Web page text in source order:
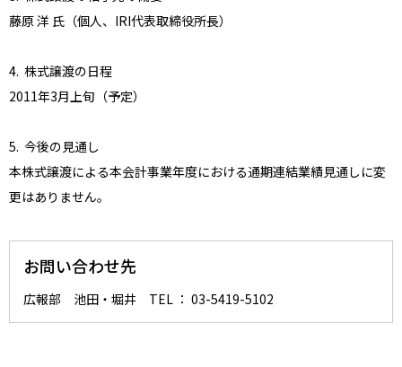
藤原 洋 氏（個人、IRI代表取締役所長）
4. 株式譲渡の日程
2011年3月上旬（予定）
5. 今後の見通し
本株式譲渡による本会計事業年度における通期連結業績見通しに変
更はありません。
お問い合わせ先
広報部 池田・堀井 TEL ： 03-5419-5102